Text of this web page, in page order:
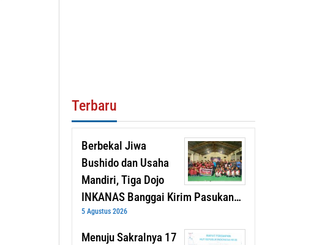
Terbaru
Berbekal Jiwa
Bushido dan Usaha
Mandiri, Tiga Dojo
INKANAS Banggai Kirim Pasukan…
5 Agustus 2026
Menuju Sakralnya 17